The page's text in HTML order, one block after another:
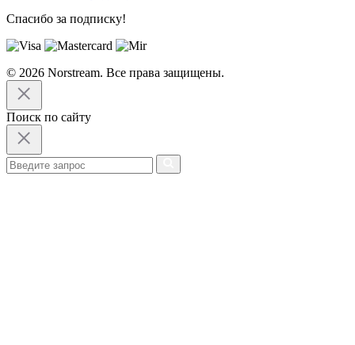
Спасибо за подписку!
© 2026 Norstream. Все права защищены.
Поиск по сайту